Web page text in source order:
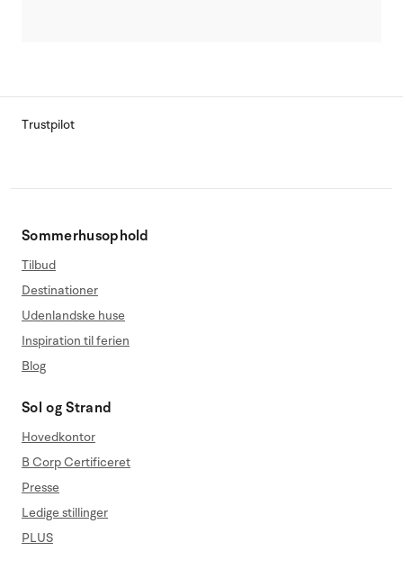
Trustpilot
Sommerhusophold
Tilbud
Destinationer
Udenlandske huse
Inspiration til ferien
Blog
Sol og Strand
Hovedkontor
B Corp Certificeret
Presse
Ledige stillinger
PLUS